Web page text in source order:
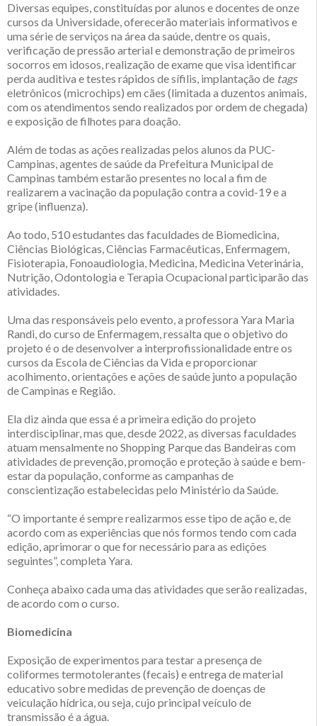
Diversas equipes, constituídas por alunos e docentes de onze
cursos da Universidade, oferecerão materiais informativos e
uma série de serviços na área da saúde, dentre os quais,
verificação de pressão arterial e demonstração de primeiros
socorros em idosos, realização de exame que visa identificar
perda auditiva e testes rápidos de sífilis, implantação de tags
eletrônicos (microchips) em cães (limitada a duzentos animais,
com os atendimentos sendo realizados por ordem de chegada)
e exposição de filhotes para doação.
Além de todas as ações realizadas pelos alunos da PUC-
Campinas, agentes de saúde da Prefeitura Municipal de
Campinas também estarão presentes no local a fim de
realizarem a vacinação da população contra a covid-19 e a
gripe (influenza).
Ao todo, 510 estudantes das faculdades de Biomedicina,
Ciências Biológicas, Ciências Farmacêuticas, Enfermagem,
Fisioterapia, Fonoaudiologia, Medicina, Medicina Veterinária,
Nutrição, Odontologia e Terapia Ocupacional participarão das
atividades.
Uma das responsáveis pelo evento, a professora Yara Maria
Randi, do curso de Enfermagem, ressalta que o objetivo do
projeto é o de desenvolver a interprofissionalidade entre os
cursos da Escola de Ciências da Vida e proporcionar
acolhimento, orientações e ações de saúde junto a população
de Campinas e Região.
Ela diz ainda que essa é a primeira edição do projeto
interdisciplinar, mas que, desde 2022, as diversas faculdades
atuam mensalmente no Shopping Parque das Bandeiras com
atividades de prevenção, promoção e proteção à saúde e bem-
estar da população, conforme as campanhas de
conscientização estabelecidas pelo Ministério da Saúde.
“O importante é sempre realizarmos esse tipo de ação e, de
acordo com as experiências que nós formos tendo com cada
edição, aprimorar o que for necessário para as edições
seguintes”, completa Yara.
Conheça abaixo cada uma das atividades que serão realizadas,
de acordo com o curso.
Biomedicina
Exposição de experimentos para testar a presença de
coliformes termotolerantes (fecais) e entrega de material
educativo sobre medidas de prevenção de doenças de
veiculação hídrica, ou seja, cujo principal veículo de
transmissão é a água.